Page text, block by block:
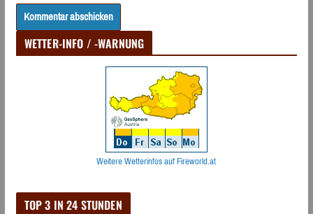
WETTER-INFO / -WARNUNG
Weitere Wetterinfos auf Fireworld.at
TOP 3 IN 24 STUNDEN